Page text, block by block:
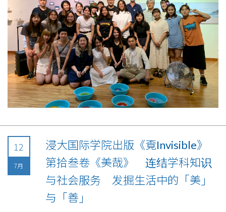
12
7月
浸大国际学院出版《覔Invisible》
第拾叁卷《美哉》 连结学科知识
与社会服务 发掘生活中的「美」
与「善」